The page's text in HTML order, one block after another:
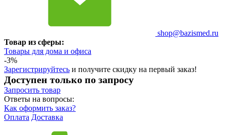
shop@bazismed.ru
Товар из сферы:
Товары для дома и офиса
-3%
Зарегистрируйтесь и получите скидку на первый заказ!
Доступен только по запросу
Запросить товар
Ответы на вопросы:
Как оформить заказ?
Оплата Доставка